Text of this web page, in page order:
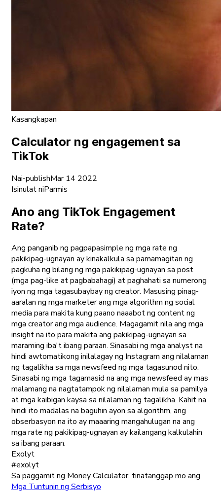
Kasangkapan
Calculator ng engagement sa
TikTok
Nai-publishMar 14 2022
Isinulat niParmis
Ano ang TikTok Engagement
Rate?
Ang panganib ng pagpapasimple ng mga rate ng
pakikipag-ugnayan ay kinakalkula sa pamamagitan ng
pagkuha ng bilang ng mga pakikipag-ugnayan sa post
(mga pag-like at pagbabahagi) at paghahati sa numerong
iyon ng mga tagasubaybay ng creator. Masusing pinag-
aaralan ng mga marketer ang mga algorithm ng social
media para makita kung paano naaabot ng content ng
mga creator ang mga audience. Magagamit nila ang mga
insight na ito para makita ang pakikipag-ugnayan sa
maraming iba't ibang paraan. Sinasabi ng mga analyst na
hindi awtomatikong inilalagay ng Instagram ang nilalaman
ng tagalikha sa mga newsfeed ng mga tagasunod nito.
Sinasabi ng mga tagamasid na ang mga newsfeed ay mas
malamang na nagtatampok ng nilalaman mula sa pamilya
at mga kaibigan kaysa sa nilalaman ng tagalikha. Kahit na
hindi ito madalas na baguhin ayon sa algorithm, ang
obserbasyon na ito ay maaaring mangahulugan na ang
mga rate ng pakikipag-ugnayan ay kailangang kalkulahin
sa ibang paraan.
Exolyt
#exolyt
Sa paggamit ng Money Calculator, tinatanggap mo ang
Mga Tuntunin ng Serbisyo